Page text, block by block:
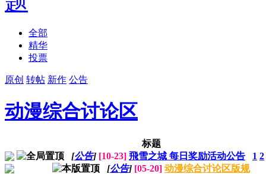
全部
精华
投票
原创 转帖 新作 公告
动漫综合讨论区
标题
[公告] [10-23] 飛雪之城 每日奖励活动公告 1 2
[公告] [05-20] 动漫综合讨论区版规